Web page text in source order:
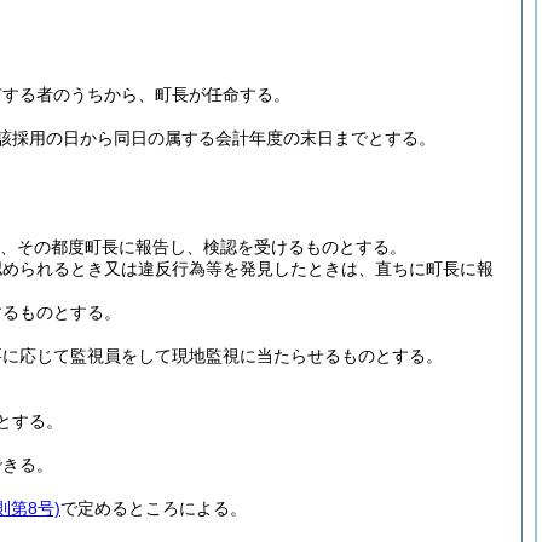
る者のうちから、町長が任命する。
用の日から同日の属する会計年度の末日までとする。
その都度町長に報告し、検認を受けるものとする。
られるとき又は違反行為等を発見したときは、直ちに町長に報
ものとする。
応じて監視員をして現地監視に当たらせるものとする。
る。
る。
第8号)で定めるところによる。